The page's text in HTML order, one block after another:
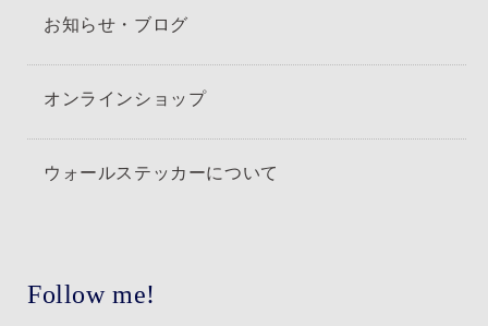
お知らせ・ブログ
オンラインショップ
ウォールステッカーについて
Follow me!